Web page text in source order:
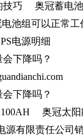
技巧
奥冠蓄电
池组可以正常工
电源明细
下降吗？
下降吗？
奥冠太
源有限责任公司